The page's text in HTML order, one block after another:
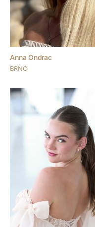
Anna Ondrac
BRNO